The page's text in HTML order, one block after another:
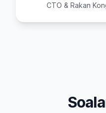
CTO & Rakan